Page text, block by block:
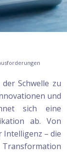
Schwelle zu
und
sich eine
ab. Von
– die